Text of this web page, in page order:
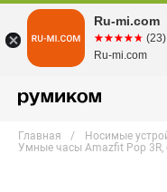
Главная Носимые
Умные часы Amazfit Pop 3R,
Ru-mi.com
☆☆☆☆☆
★★★★★
Ru-mi.com